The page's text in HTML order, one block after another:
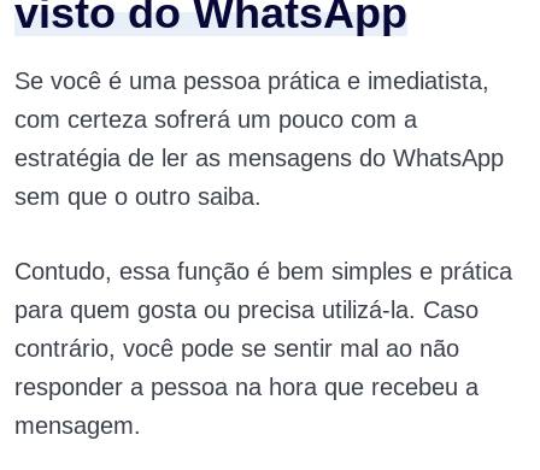
visto do WhatsApp
Se você é uma pessoa prática e imediatista,
com certeza sofrerá um pouco com a
estratégia de ler as mensagens do WhatsApp
sem que o outro saiba.
Contudo, essa função é bem simples e prática
para quem gosta ou precisa utilizá-la. Caso
contrário, você pode se sentir mal ao não
responder a pessoa na hora que recebeu a
mensagem.